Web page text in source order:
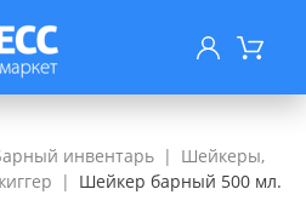
инвентарь
Шейкеры,
Шейкер барный 500 мл.